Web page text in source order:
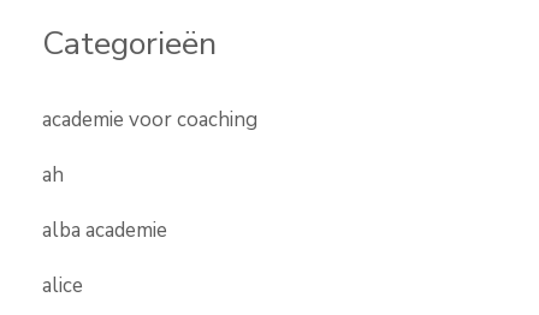
Categorieën
academie voor coaching
ah
alba academie
alice